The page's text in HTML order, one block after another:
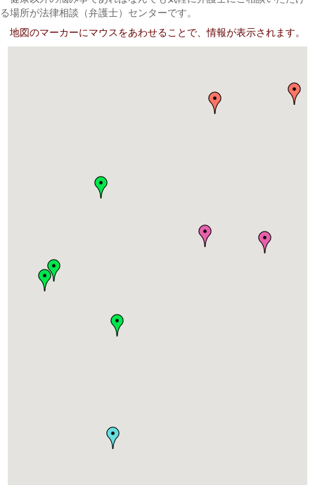
る場所が法律相談（弁護士）センターです。
地図のマーカーにマウスをあわせることで、情報が表示されます。